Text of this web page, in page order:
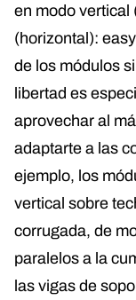
en modo vertical
(horizontal):
de los módulos
libertad es
aprovechar al
adaptarte a las
ejemplo, los
vertical sobre
corrugada, de
paralelos a la
las vigas de